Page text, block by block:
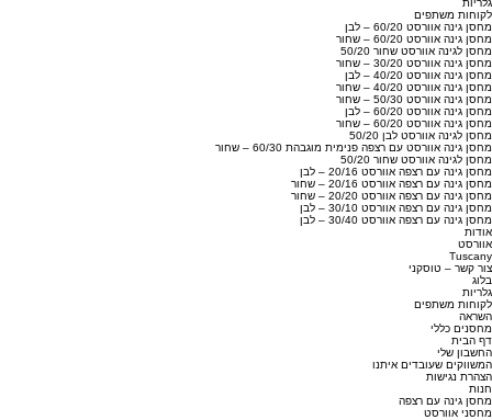
גלריות
לקוחות משתפים
מחסן גינה אוורסט 60/20 – לבן
מחסן גינה אוורסט 60/20 – שחור
מחסן לגינה אוורסט שחור 50/20
מחסן גינה אוורסט 30/20 – שחור
מחסן גינה אוורסט 40/20 – לבן
מחסן גינה אוורסט 40/20 – שחור
מחסן גינה אוורסט 50/30 – שחור
מחסן גינה אוורסט 60/20 – לבן
מחסן גינה אוורסט 60/20 – שחור
מחסן לגינה אוורסט לבן 50/20
מחסן גינה אוורסט עם רצפה פנימית מוגבהת 60/30 – שחור
מחסן לגינה אוורסט שחור 50/20
מחסן גינה עם רצפה אוורסט 20/16 – לבן
מחסן גינה עם רצפה אוורסט 20/16 – שחור
מחסן גינה עם רצפה אוורסט 20/20 – שחור
מחסן גינה עם רצפה אוורסט 30/10 – לבן
מחסן גינה עם רצפה אוורסט 30/40 – לבן
אודות
אוורסט
Tuscany
צור קשר – טוסקני
בלוג
גלריות
לקוחות משתפים
השראה
מחסנים כללי
דף הבית
החשבון שלי
המשווקים שעובדים איתנו
הצהרת נגישות
חנות
מחסן גינה עם רצפה
מחסני אוורסט